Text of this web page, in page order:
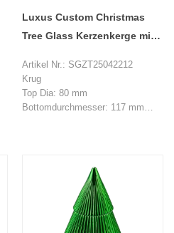
Luxus Custom Christmas
Tree Glass Kerzenkerge mit
Artikel Nr.: SGZT25042212
Krug
Top Dia: 80 mm
Bottomdurchmesser: 117 mm
Kapazität: 408 ml
Unterer Durchmesser: 65 mm
Max Dia: 79 mm
Höhe: 114 mm